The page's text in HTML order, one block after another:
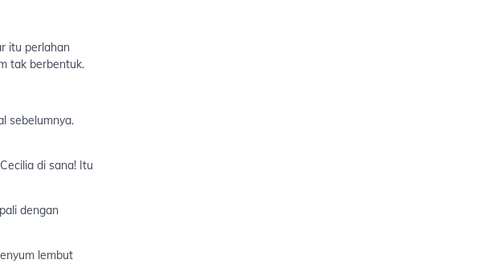
itu perlahan
tak berbentuk.
sebelumnya.
di sana! Itu
dengan
lembut